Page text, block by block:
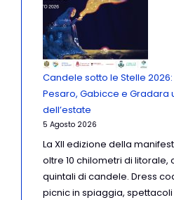
Candele sotto le Stelle 2026:
Pesaro, Gabicce e Gradara
dell’estate
5 Agosto 2026
La XII edizione della
oltre 10 chilometri di litorale,
quintali di candele. Dress
picnic in spiaggia,